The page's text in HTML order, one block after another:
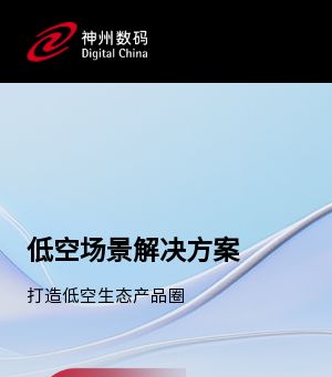
低空场景解决方案
打造低空生态产品圈